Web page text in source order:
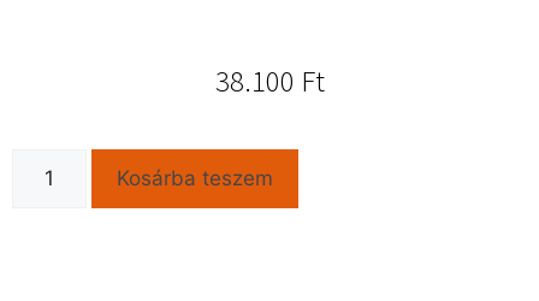
38.100 Ft
Kosárba teszem